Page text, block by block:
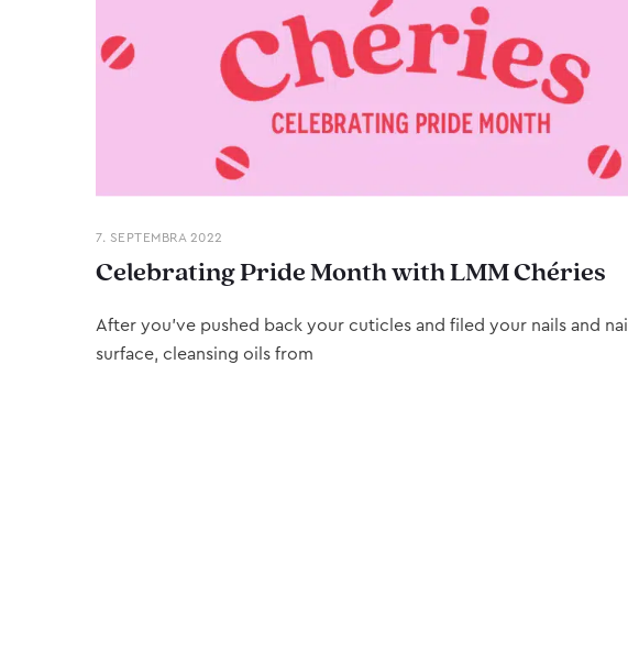
7. SEPTEMBRA 2022
Celebrating Pride Month with LMM Chéries
After you’ve pushed back your cuticles and filed your nails and nail
surface, cleansing oils from